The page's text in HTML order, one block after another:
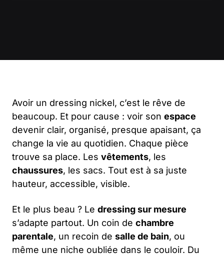
Avoir un dressing nickel, c’est le rêve de
beaucoup. Et pour cause : voir son espace
devenir clair, organisé, presque apaisant, ça
change la vie au quotidien. Chaque pièce
trouve sa place. Les vêtements, les
chaussures, les sacs. Tout est à sa juste
hauteur, accessible, visible.
Et le plus beau ? Le dressing sur mesure
s’adapte partout. Un coin de chambre
parentale, un recoin de salle de bain, ou
même une niche oubliée dans le couloir. Du